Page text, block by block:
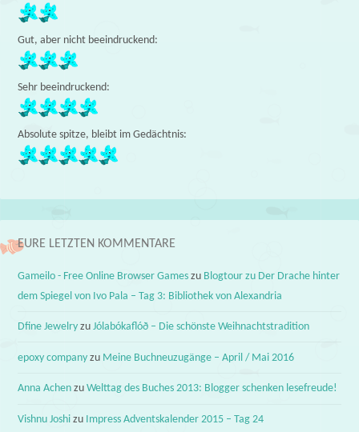
Gut, aber nicht beeindruckend:
Sehr beeindruckend:
Absolute spitze, bleibt im Gedächtnis:
EURE LETZTEN KOMMENTARE
Gameilo - Free Online Browser Games zu Blogtour zu Der Drache hinter
dem Spiegel von Ivo Pala – Tag 3: Bibliothek von Alexandria
Dfine Jewelry zuJólabókaflóð – Die schönste Weihnachtstradition
epoxy company zu Meine Buchneuzugänge – April / Mai 2016
Anna Achen zuWelttag des Buches 2013: Blogger schenken lesefreude!
Vishnu Joshi zu Impress Adventskalender 2015 – Tag 24